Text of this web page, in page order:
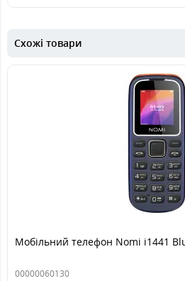
Схожі товари
Мобільний телефон Nomi i1441
00000060130